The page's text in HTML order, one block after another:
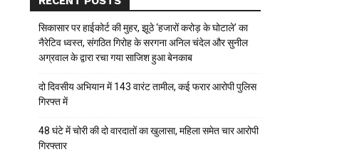
सिकासार पर हाईकोर्ट की मुहर, झूठे ‘हजारों करोड़ के घोटाले’ का
नैरेटिव ध्वस्त, संगठित गिरोह के सरगना अनिल चंदेल और सुनील
अग्रवाल के द्वारा रचा गया साजिश हुआ बेनकाब
दो दिवसीय अभियान में 143 वारंट तामील, कई फरार आरोपी पुलिस
गिरफ्त में
48 घंटे में चोरी की दो वारदातों का खुलासा, महिला समेत चार आरोपी
गिरफ्तार